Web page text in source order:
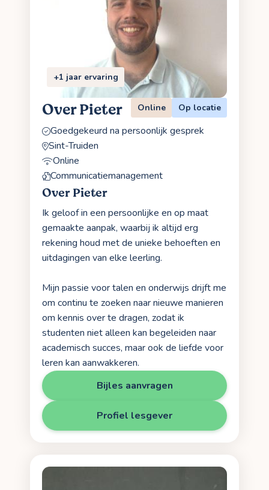
+1 jaar ervaring
Over Pieter Online Op locatie
Goedgekeurd na persoonlijk gesprek
Sint-Truiden
Online
Communicatiemanagement
Over Pieter
Ik geloof in een persoonlijke en op maat
gemaakte aanpak, waarbij ik altijd erg
rekening houd met de unieke behoeften en
uitdagingen van elke leerling.
Mijn passie voor talen en onderwijs drijft me
om continu te zoeken naar nieuwe manieren
om kennis over te dragen, zodat ik
studenten niet alleen kan begeleiden naar
academisch succes, maar ook de liefde voor
leren kan aanwakkeren.
Bijles aanvragen
Profiel lesgever